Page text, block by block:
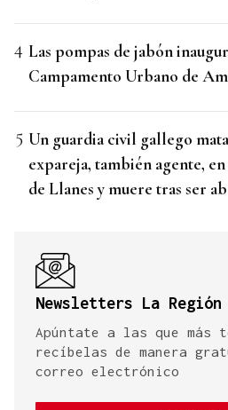
Las pompas de jabón
Campamento Urbano de
Un guardia civil gallego
expareja, también agente,
de Llanes y muere tras ser
Newsletters La Región
Apúntate a las que más
recíbelas de manera
correo electrónico